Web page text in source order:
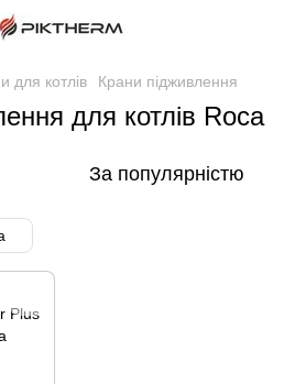
для котлів Крани підживлення
для котлів Roca
За популярністю